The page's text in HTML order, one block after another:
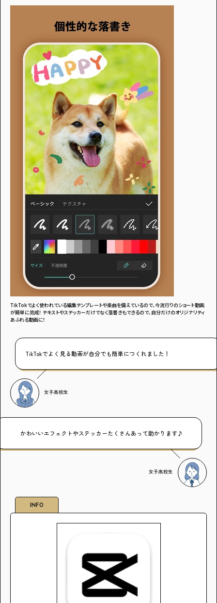
TikTokでよく使われている編集テンプレートや楽曲を備えているので、今流行りのショート動画
が簡単に完成！ テキストやステッカーだけでなく落書きもできるので、自分だけのオリジナリティ
あふれる動画に！
TikTokでよく見る動画が自分でも簡単につくれました！
女子高校生
かわいいエフェクトやステッカーたくさんあって助かります♪
女子高校生
INFO